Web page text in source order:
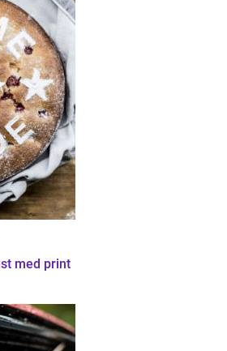
med print